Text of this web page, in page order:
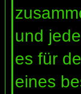
und
es für
eines